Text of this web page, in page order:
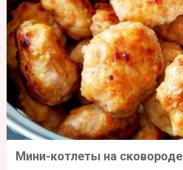
Мини-котлеты на сковороде